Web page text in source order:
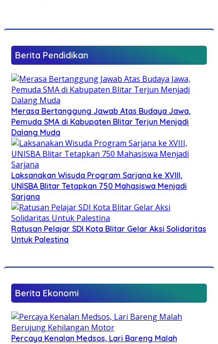
Berita Pendidikan
Merasa Bertanggung Jawab Atas Budaya Jawa,
Pemuda SMA di Kabupaten Blitar Terjun Menjadi
Dalang Muda
Laksanakan Wisuda Program Sarjana ke XVIII,
UNISBA Blitar Tetapkan 750 Mahasiswa Menjadi
Sarjana
Ratusan Pelajar SDI Kota Blitar Gelar Aksi Solidaritas
Untuk Palestina
Berita Ekonomi
Percaya Kenalan Medsos, Lari Bareng Malah